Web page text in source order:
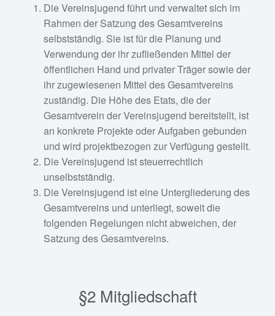
Datenschutz
Cookie-Richtlinie (EU)
Fan-Shop
Die Vereinsjugend führt und verwaltet sich im
Rahmen der Satzung des Gesamtvereins
selbstständig. Sie ist für die Planung und
Verwendung der ihr zufließenden Mittel der
öffentlichen Hand und privater Träger sowie der
ihr zugewiesenen Mittel des Gesamtvereins
zuständig. Die Höhe des Etats, die der
Gesamtverein der Vereinsjugend bereitstellt, ist
an konkrete Projekte oder Aufgaben gebunden
und wird projektbezogen zur Verfügung gestellt.
Die Vereinsjugend ist steuerrechtlich
unselbstständig.
Die Vereinsjugend ist eine Untergliederung des
Gesamtvereins und unterliegt, soweit die
folgenden Regelungen nicht abweichen, der
Satzung des Gesamtvereins.
§2 Mitgliedschaft